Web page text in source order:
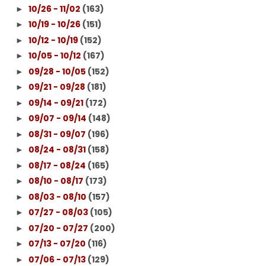
► 10/26 - 11/02 (163)
► 10/19 - 10/26 (151)
► 10/12 - 10/19 (152)
► 10/05 - 10/12 (167)
► 09/28 - 10/05 (152)
► 09/21 - 09/28 (181)
► 09/14 - 09/21 (172)
► 09/07 - 09/14 (148)
► 08/31 - 09/07 (196)
► 08/24 - 08/31 (158)
► 08/17 - 08/24 (165)
► 08/10 - 08/17 (173)
► 08/03 - 08/10 (157)
► 07/27 - 08/03 (105)
► 07/20 - 07/27 (200)
► 07/13 - 07/20 (116)
► 07/06 - 07/13 (129)